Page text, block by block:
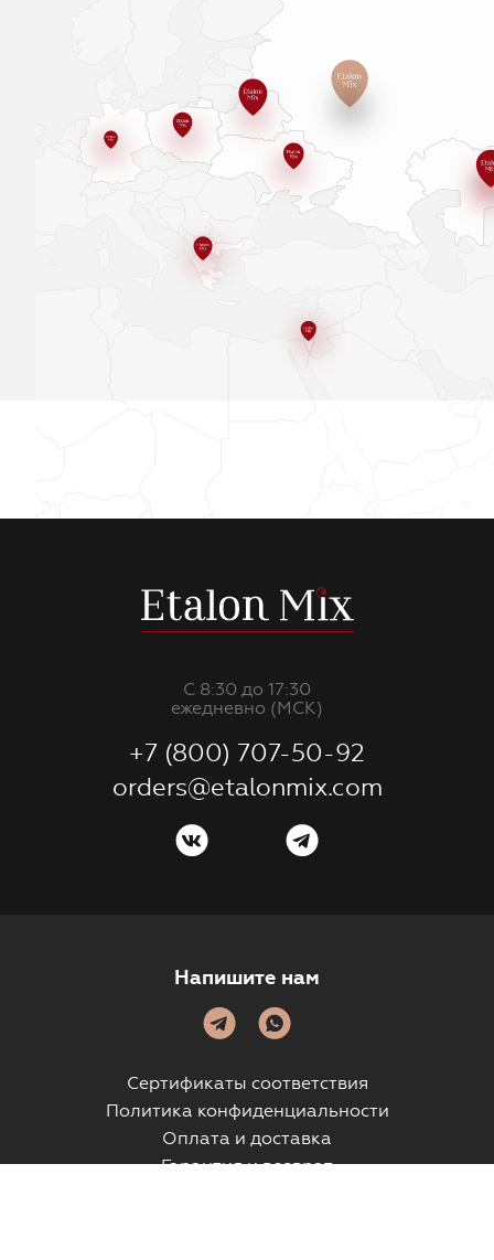
С 8:30 до 17:30
ежедневно (МСК)
+7 (800) 707-50-92
orders@etalonmix.com
Напишите нам
Сертификаты соответствия
Политика конфиденциальности
Оплата и доставка
Гарантия и возврат